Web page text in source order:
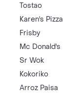
Tostao
Karen's Pizza
Frisby
Mc Donald's
Sr Wok
Kokoriko
Arroz Paisa